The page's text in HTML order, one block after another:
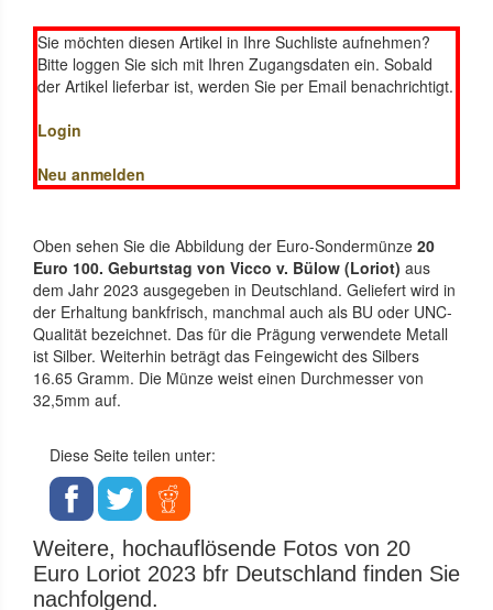
Sie möchten diesen Artikel in Ihre Suchliste aufnehmen?
Bitte loggen Sie sich mit Ihren Zugangsdaten ein. Sobald
der Artikel lieferbar ist, werden Sie per Email benachrichtigt.
Login
Neu anmelden
Oben sehen Sie die Abbildung der Euro-Sondermünze 20
Euro 100. Geburtstag von Vicco v. Bülow (Loriot) aus
dem Jahr 2023 ausgegeben in Deutschland. Geliefert wird in
der Erhaltung bankfrisch, manchmal auch als BU oder UNC-
Qualität bezeichnet. Das für die Prägung verwendete Metall
ist Silber. Weiterhin beträgt das Feingewicht des Silbers
16.65 Gramm. Die Münze weist einen Durchmesser von
32,5mm auf.
Diese Seite teilen unter:
Weitere, hochauflösende Fotos von 20
Euro Loriot 2023 bfr Deutschland finden Sie
nachfolgend.